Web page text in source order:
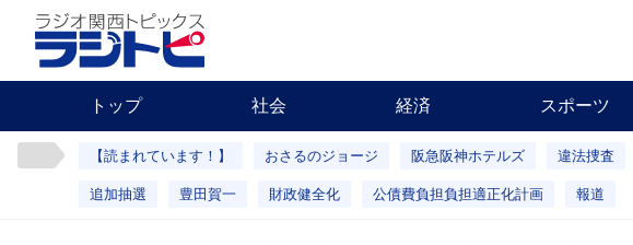
トップ 社会 経済 スポーツ
【読まれています！】 おさるのジョージ 阪急阪神ホテルズ 違法捜査
追加抽選 豊田賀一 財政健全化 公債費負担負担適正化計画 報道